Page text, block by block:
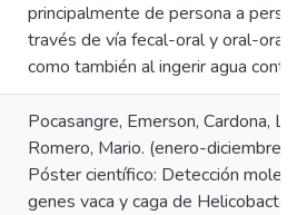
principalmente de persona a
través de vía fecal-oral y oral-oral,
como también al ingerir agua
Pocasangre, Emerson, Cardona,
Romero, Mario. (enero-diciembre
Póster científico: Detección
genes vaca y caga de